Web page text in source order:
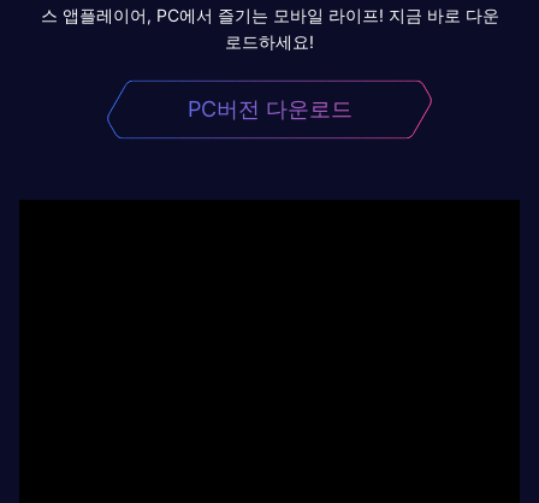
스 앱플레이어, PC에서 즐기는 모바일 라이프! 지금 바로 다운
로드하세요!
PC버전 다운로드